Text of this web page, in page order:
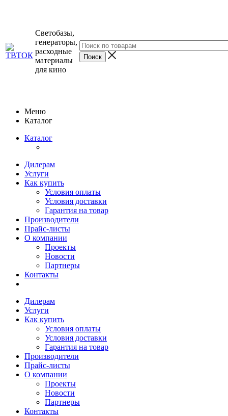
Светобазы,
генераторы,
расходные
материалы
для кино
Меню
Каталог
Каталог
Дилерам
Услуги
Как купить
Условия оплаты
Условия доставки
Гарантия на товар
Производители
Прайс-листы
О компании
Проекты
Новости
Партнеры
Контакты
Дилерам
Услуги
Как купить
Условия оплаты
Условия доставки
Гарантия на товар
Производители
Прайс-листы
О компании
Проекты
Новости
Партнеры
Контакты